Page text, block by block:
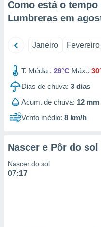
medir
da
medir o
os
ou
de dados
Como está o tempo
Lumbreras em
Janeiro Fevereiro
T. Média : 26°C Máx.:
Dias de chuva: 3 dias
Acum. de chuva: 12 mm
Vento médio: 8 km/h
Nascer e Pôr do sol
Nascer do sol
07:17